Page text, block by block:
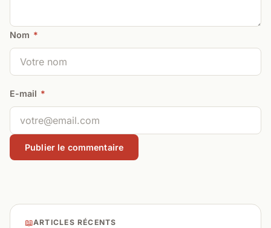
Nom *
E-mail *
📖ARTICLES RÉCENTS